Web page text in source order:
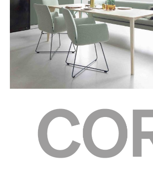
Der Cor Design Stuhl hat ein robustes
poliertem Aluminium. Wie bereits erwähnt,
verschiedenen Bezügen wählen, zum Beispiel
Lederbezug für die Außenseite und einem
die Innenseite.
Der Cordia-Drehstuhl hat eine hohe
bieten wir den Cordia-Sessel auch mit niedriger
Zur Schonung Ihres Fußbodens sind die
Kunststoffgleitern.
Optional kann gegen Aufpreis eine
um das Entspannungserlebnis auf die nächste
Cordia kommt auf eine Breite von 76 und eine